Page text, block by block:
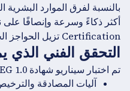
بالنسبة لفرق الموارد
Certification تزيل الحواجز الحرجة بين الطموح والتنفيذ.
التحقق الفني الذي
تم اختبار سيناريو شهادة SFSF-INTEG 1.0 على وجه التحديد:
آليات المصادقة والترخيص